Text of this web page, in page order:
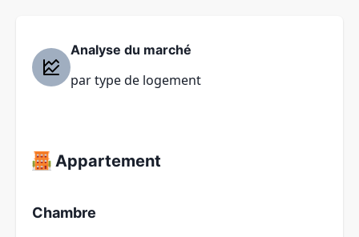
Analyse du marché
par type de logement
Appartement
Chambre